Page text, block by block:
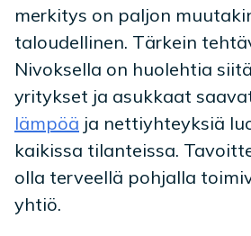
merkitys on paljon
taloudellinen. Tärkein
Nivoksella on huolehtia
yritykset ja asukkaat
lämpöä ja nettiyhteyksiä
kaikissa tilanteissa.
olla terveellä pohjalla
yhtiö.